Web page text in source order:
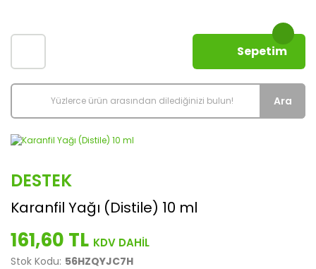
Ara
Sepetim
DESTEK
Karanfil Yağı (Distile) 10 ml
161,60 TL
Stok Kodu: 56HZQYJC7H